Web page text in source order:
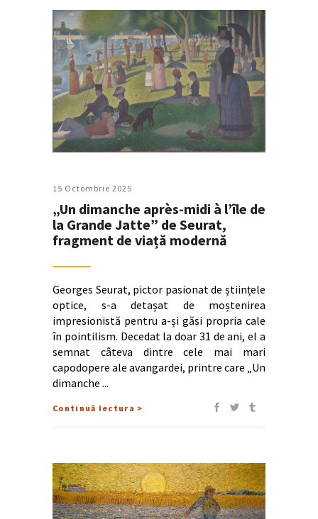
15 Octombrie 2025
„Un dimanche après-midi à l’île de
la Grande Jatte” de Seurat,
fragment de viață modernă
Georges Seurat, pictor pasionat de științele
optice, s-a detașat de moștenirea
impresionistă pentru a-și găsi propria cale
în pointilism. Decedat la doar 31 de ani, el a
semnat câteva dintre cele mai mari
capodopere ale avangardei, printre care „Un
dimanche
Continuă lectura >